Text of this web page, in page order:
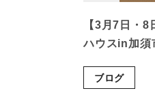
【3月7日・
ハウスin加須
ブログ